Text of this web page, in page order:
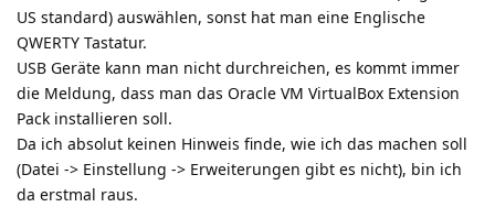
US standard) auswählen, sonst hat man eine Englische
QWERTY Tastatur.
USB Geräte kann man nicht durchreichen, es kommt immer
die Meldung, dass man das Oracle VM VirtualBox Extension
Pack installieren soll.
Da ich absolut keinen Hinweis finde, wie ich das machen soll
(Datei -> Einstellung -> Erweiterungen gibt es nicht), bin ich
da erstmal raus.